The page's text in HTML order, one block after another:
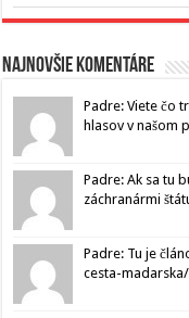
Najnovšie komentáre
Padre: Viete čo
hlasov v našom
Padre: Ak sa tu
záchranármi
Padre: Tu je
cesta-